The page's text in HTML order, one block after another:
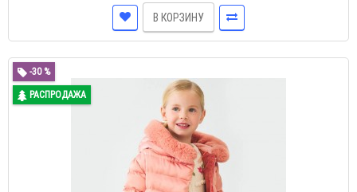
В КОРЗИНУ
-30 %
РАСПРОДАЖА